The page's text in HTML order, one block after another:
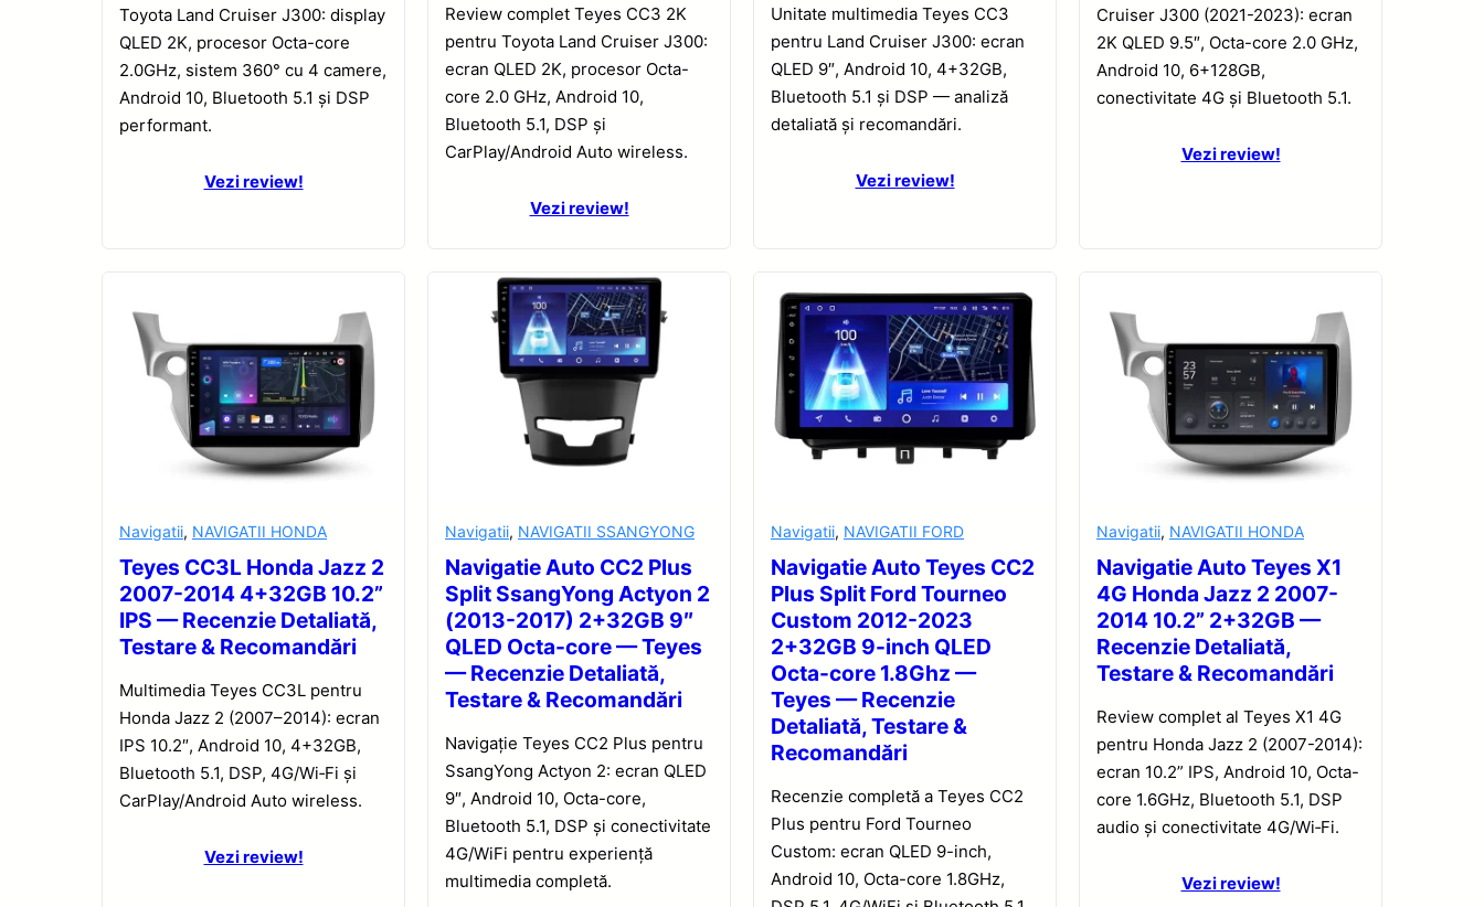
Toyota Land Cruiser J300: display
QLED 2K, procesor Octa-core
2.0GHz, sistem 360° cu 4 camere,
Android 10, Bluetooth 5.1 și DSP
performant.
Vezi review!
Review complet Teyes CC3 2K
pentru Toyota Land Cruiser J300:
ecran QLED 2K, procesor Octa-
core 2.0 GHz, Android 10,
Bluetooth 5.1, DSP și
CarPlay/Android Auto wireless.
Vezi review!
Unitate multimedia Teyes CC3
pentru Land Cruiser J300: ecran
QLED 9″, Android 10, 4+32GB,
Bluetooth 5.1 și DSP — analiză
detaliată și recomandări.
Vezi review!
Cruiser J300 (2021-2023): ecran
2K QLED 9.5″, Octa-core 2.0 GHz,
Android 10, 6+128GB,
conectivitate 4G și Bluetooth 5.1.
Vezi review!
Navigatii, NAVIGATII HONDA
Teyes CC3L Honda Jazz 2
2007-2014 4+32GB 10.2”
IPS — Recenzie Detaliată,
Testare & Recomandări
Multimedia Teyes CC3L pentru
Honda Jazz 2 (2007–2014): ecran
IPS 10.2″, Android 10, 4+32GB,
Bluetooth 5.1, DSP, 4G/Wi‑Fi și
CarPlay/Android Auto wireless.
Vezi review!
Navigatii, NAVIGATII SSANGYONG
Navigatie Auto CC2 Plus
Split SsangYong Actyon 2
(2013-2017) 2+32GB 9″
QLED Octa-core — Teyes
— Recenzie Detaliată,
Testare & Recomandări
Navigație Teyes CC2 Plus pentru
SsangYong Actyon 2: ecran QLED
9″, Android 10, Octa-core,
Bluetooth 5.1, DSP și conectivitate
4G/WiFi pentru experiență
multimedia completă.
Navigatii, NAVIGATII FORD
Navigatie Auto Teyes CC2
Plus Split Ford Tourneo
Custom 2012-2023
2+32GB 9-inch QLED
Octa-core 1.8Ghz —
Teyes — Recenzie
Detaliată, Testare &
Recomandări
Recenzie completă a Teyes CC2
Plus pentru Ford Tourneo
Custom: ecran QLED 9-inch,
Android 10, Octa-core 1.8GHz,
Navigatii, NAVIGATII HONDA
Navigatie Auto Teyes X1
4G Honda Jazz 2 2007-
2014 10.2” 2+32GB —
Recenzie Detaliată,
Testare & Recomandări
Review complet al Teyes X1 4G
pentru Honda Jazz 2 (2007-2014):
ecran 10.2” IPS, Android 10, Octa-
core 1.6GHz, Bluetooth 5.1, DSP
audio și conectivitate 4G/Wi‑Fi.
Vezi review!